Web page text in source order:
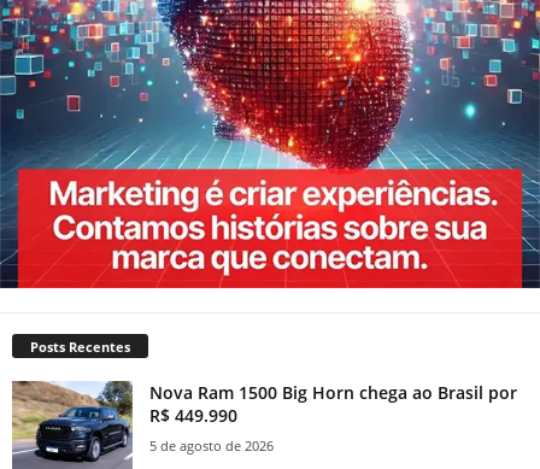
Posts Recentes
Nova Ram 1500 Big Horn chega ao Brasil por
R$ 449.990
5 de agosto de 2026